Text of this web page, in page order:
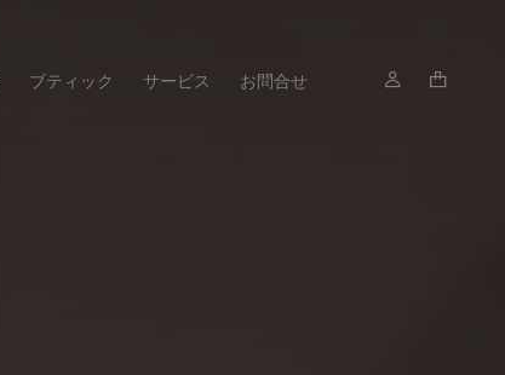
ブティック サービス お問合せ